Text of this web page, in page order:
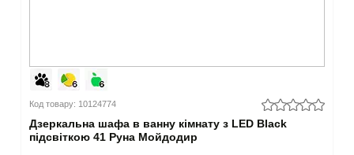
Код товару: 10124774
Дзеркальна шафа в ванну кімнату з LED Black
підсвіткою 41 Руна Мойдодир